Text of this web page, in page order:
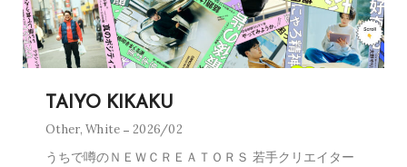
TAIYO KIKAKU
Other,White 2026/02
うちで噂のＮＥＷＣＲＥＡＴＯＲＳ 若手クリエイター